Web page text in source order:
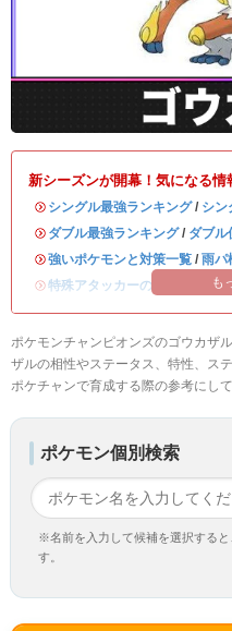
新シーズンが開幕！気になる情
・ シングル最強ランキング/ シン
・ ダブル最強ランキング/ ダブル
・強いポケモンと対策一覧 / 雨パ
・特殊アタッカーのおすすめラも
ポケモンチャンピオンズのゴウカザ
ザルの相性やステータス、特性、ス
ポケチャンで育成する際の参考にして
ポケモン個別検索
※名前を入力して候補を選択する
す。